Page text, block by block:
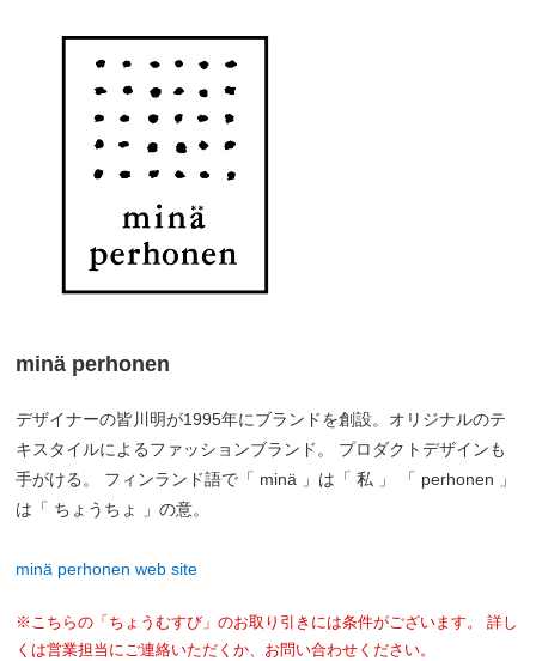
minä perhonen
デザイナーの皆川明が1995年にブランドを創設。オリジナルのテ
キスタイルによるファッションブランド。 プロダクトデザインも
手がける。 フィンランド語で「 minä 」は「 私 」 「 perhonen 」
は「 ちょうちょ 」の意。
minä perhonen web site
※こちらの「ちょうむすび」のお取り引きには条件がございます。 詳し
くは営業担当にご連絡いただくか、お問い合わせください。